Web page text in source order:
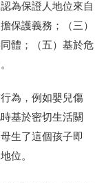
為保證人地位來自
保護義務；（三）
體；（五）基於危
為，例如嬰兒傷
基於密切生活關
生了這個孩子即
位。